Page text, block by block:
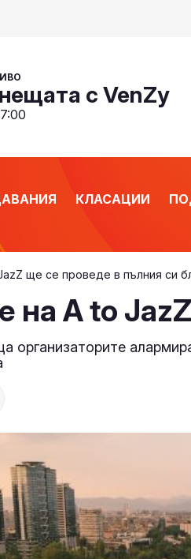
с VenZy
КЛАСАЦИИ
ще се проведе в пълния си
на A to
организаторите